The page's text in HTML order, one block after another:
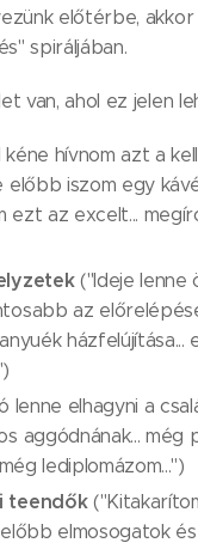
előtérbe,
spiráljában.
van, ahol ez jelen
kéne hívnom azt a
iszom egy
ezt az excelt...
("Ideje lenne
az
házfelújítása...
lenne elhagyni a
aggódnának... még
lediplomázom...")
teendők
elmosogatok